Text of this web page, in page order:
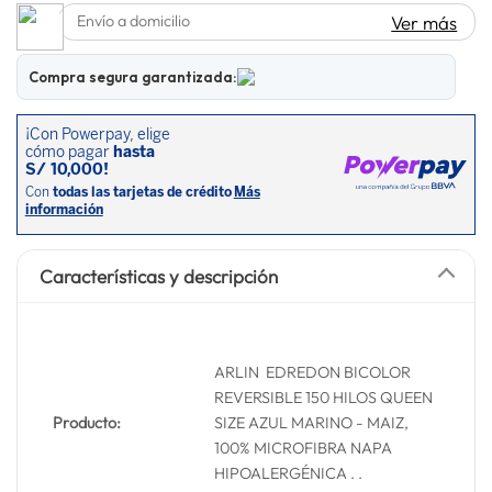
10 lavadora
Envío a domicilio Ver más
Compra segura garantizada:
Características y descripción
Producto:
ARLIN EDREDON BICOLOR
REVERSIBLE 150 HILOS QUEEN
SIZE AZUL MARINO - MAIZ,
100% MICROFIBRA NAPA
HIPOALERGÉNICA . .